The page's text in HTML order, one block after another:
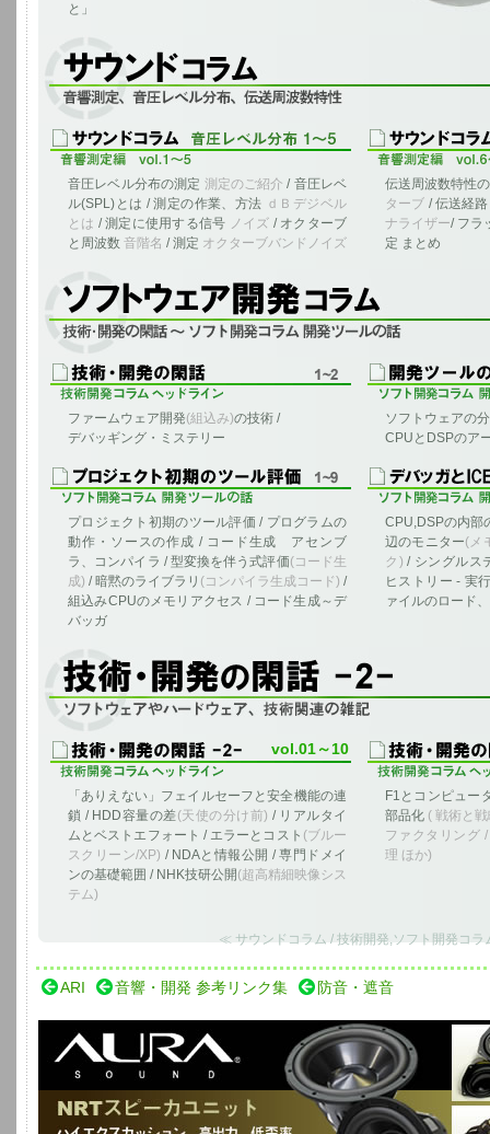
と」
音響測定、音圧レベル分布、伝送周波数特性
音圧レベル分布の測定 測定のご紹介 / 音圧レベ
ル(SPL)とは / 測定の作業、方法 ｄＢデジベル
とは / 測定に使用する信号 ノイズ / オクターブ
と周波数 音階名 / 測定 オクターブバンドノイズ
伝送周波数特性
ターブ / 伝送経
ナライザー/ フラ
定 まとめ
ソフトウェア開発、とツールに関する雑記
ファームウェア開発(組込み)の技術 /
デバッギング・ミステリー
ソフトウェアの
CPUとDSPのア
プロジェクト初期のツール評価 / プログラムの
動作・ソースの作成 / コード生成 アセンブ
ラ、コンパイラ / 型変換を伴う式評価(コード生
成) / 暗黙のライブラリ (コンパイラ生成コード) /
組込みCPUのメモリアクセス / コード生成～デ
バッガ
CPU,DSPの内部
辺のモニター(メ
ク) / シングルス
ヒストリー - 実
ァイルのロード
ソフトウェア、ハードウェア、技術に関する雑記
vol.01～10
「ありえない」フェイルセーフと安全機能の連
鎖 / HDD容量の差 (天使の分け前) / リアルタイ
ムとベストエフォート / エラーとコスト (ブルー
スクリーン/XP) / NDAと情報公開 / 専門ドメイ
ンの基礎範囲 / NHK技研公開 (超高精細映像シス
テム)
F1とコンピュー
部品化 ( 戦術と
ファクタリング
理 ほか)
≪ サウンドコラム / 技術開発,ソフト開発コ
ARI 音響・開発 参考リンク集 防音・遮音